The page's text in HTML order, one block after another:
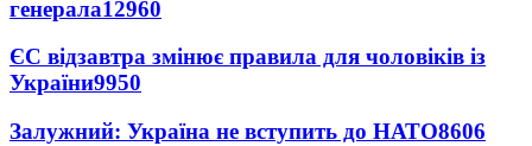
генерала12960
ЄС відзавтра змінює правила для чоловіків із
України9950
Залужний: Україна не вступить до НАТО8606